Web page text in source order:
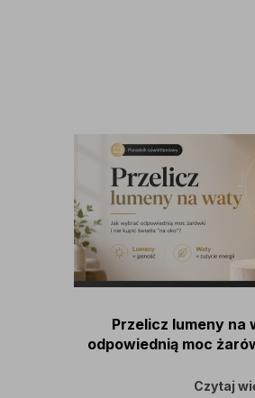
Przelicz lumeny na
odpowiednią moc
Czytaj